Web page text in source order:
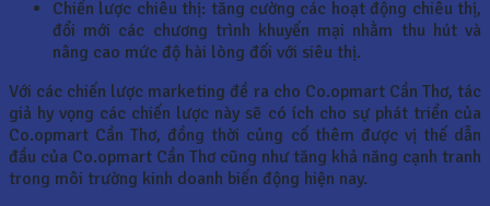
Chiến lược chiêu thị: tăng cường các hoạt động chiêu thị,
đổi mới các chương trình khuyến mại nhằm thu hút và
nâng cao mức độ hài lòng đối với siêu thị.
Với các chiến lược marketing đề ra cho Co.opmart Cần Thơ, tác
giả hy vọng các chiến lược này sẽ có ích cho sự phát triển của
Co.opmart Cần Thơ, đồng thời củng cố thêm được vị thế dẫn
đầu của Co.opmart Cần Thơ cũng như tăng khả năng cạnh tranh
trong môi trường kinh doanh biến động hiện nay.